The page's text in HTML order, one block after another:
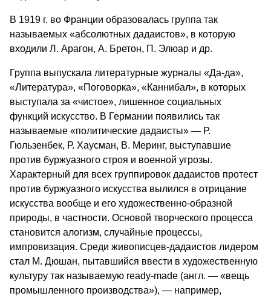
В 1919 г. во Франции образовалась группа так
называемых «абсолютных дадаистов», в которую
входили Л. Арагон, А. Бретон, П. Элюар и др.
Группа выпускала литературные журналы «Да-да»,
«Литература», «Поговорка», «Каннибал», в которых
выступала за «чистое», лишенное социальных
функций искусство. В Германии появились так
называемые «политические дадаисты» — Р.
Гюльзенбек, Р. Хаусман, В. Меринг, выступавшие
против буржуазного строя и военной угрозы.
Характерный для всех группировок дадаистов протест
против буржуазного искусства вылился в отрицание
искусства вообще и его художественно-образной
природы, в частности. Основой творческого процесса
становится алогизм, случайные процессы,
импровизация. Среди живописцев-дадаистов лидером
стал М. Дюшан, пытавшийся ввести в художественную
культуру так называемую ready-made (англ. — «вещь
промышленного производства»), — например,